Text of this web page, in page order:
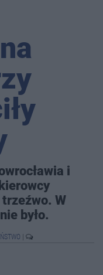
i
W
było.